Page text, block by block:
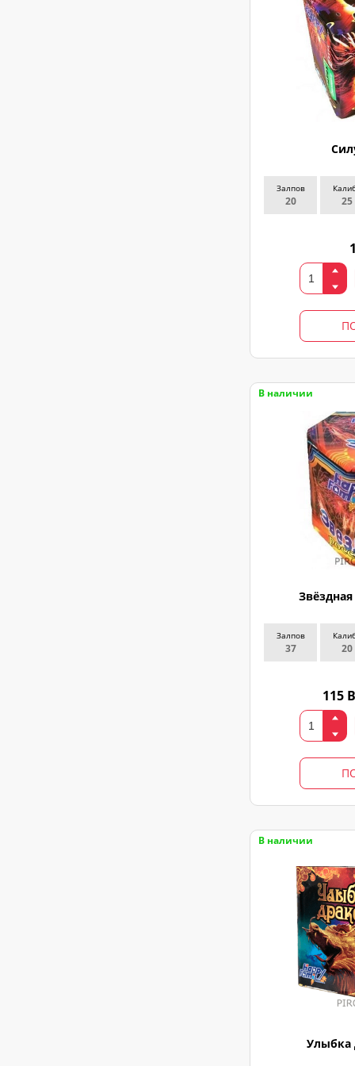
Залпов
20 25
В наличии
Залпов
37 20
115
В наличии
Улыбка